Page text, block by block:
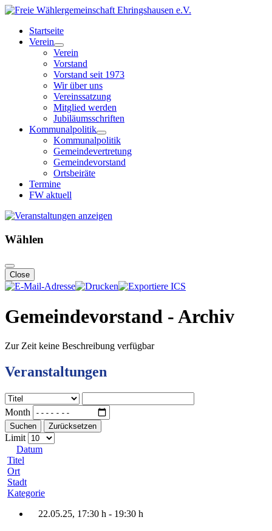
Startseite
Verein
Verein
Vorstand
Vorstand seit 1973
Wir über uns
Vereinssatzung
Mitglied werden
Jubiläumsschriften
Kommunalpolitik
Kommunalpolitik
Gemeindevertretung
Gemeindevorstand
Ortsbeiräte
Termine
FW aktuell
Wählen
Close
Gemeindevorstand - Archiv
Zur Zeit keine Beschreibung verfügbar
Veranstaltungen
Month
Suchen Zurücksetzen
Limit
Datum
Titel
Ort
Stadt
Kategorie
22.05.25, 17:30 h - 19:30 h